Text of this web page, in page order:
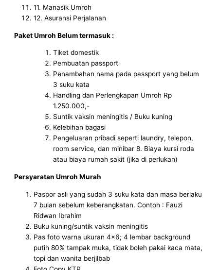
11. Manasik Umroh
12. Asuransi Perjalanan
Paket Umroh Belum termasuk :
Tiket domestik
Pembuatan passport
Penambahan nama pada passport yang belum
3 suku kata
Handling dan Perlengkapan Umroh Rp
1.250.000,-
Suntik vaksin meningitis / Buku kuning
Kelebihan bagasi
Pengeluaran pribadi seperti laundry, telepon,
room service, dan minibar 8. Biaya kursi roda
atau biaya rumah sakit (jika di perlukan)
Persyaratan Umroh Murah
Paspor asli yang sudah 3 suku kata dan masa berlaku
7 bulan sebelum keberangkatan. Contoh : Fauzi
Ridwan Ibrahim
Buku kuning/suntik vaksin meningitis
Pas foto warna ukuran 4×6; 4 lembar background
putih 80% tampak muka, tidak boleh pakai kaca mata,
topi dan wanita berjilbab